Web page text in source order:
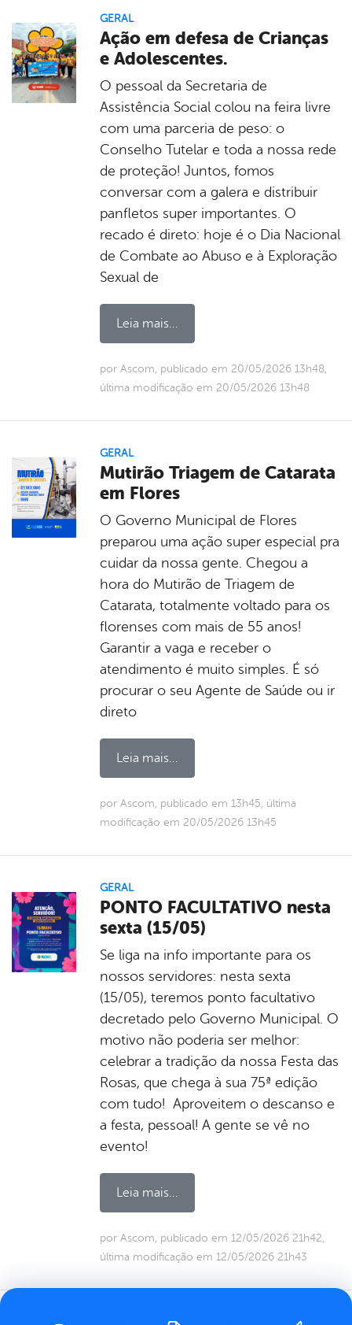
GERAL
Ação em defesa de Crianças
e Adolescentes.
O pessoal da Secretaria de
Assistência Social colou na feira livre
com uma parceria de peso: o
Conselho Tutelar e toda a nossa rede
de proteção! Juntos, fomos
conversar com a galera e distribuir
panfletos super importantes. O
recado é direto: hoje é o Dia Nacional
de Combate ao Abuso e à Exploração
Sexual de
Leia mais...
por Ascom, publicado em 20/05/2026 13h48,
última modificação em 20/05/2026 13h48
GERAL
Mutirão Triagem de Catarata
em Flores
O Governo Municipal de Flores
preparou uma ação super especial pra
cuidar da nossa gente. Chegou a
hora do Mutirão de Triagem de
Catarata, totalmente voltado para os
florenses com mais de 55 anos!
Garantir a vaga e receber o
atendimento é muito simples. É só
procurar o seu Agente de Saúde ou ir
direto
Leia mais...
por Ascom, publicado em 13h45, última
modificação em 20/05/2026 13h45
GERAL
PONTO FACULTATIVO nesta
sexta (15/05)
Se liga na info importante para os
nossos servidores: nesta sexta
(15/05), teremos ponto facultativo
decretado pelo Governo Municipal. O
motivo não poderia ser melhor:
celebrar a tradição da nossa Festa das
Rosas, que chega à sua 75ª edição
com tudo! Aproveitem o descanso e
a festa, pessoal! A gente se vê no
evento!
Leia mais...
por Ascom, publicado em 12/05/2026 21h42,
última modificação em 12/05/2026 21h43